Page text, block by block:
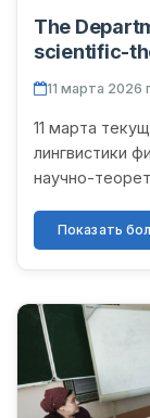
The
scientific-
"Current
a scientific-
"Ways to
Linguistics."
11 марта 2026
11 марта
лингвистики
научно-
Показать